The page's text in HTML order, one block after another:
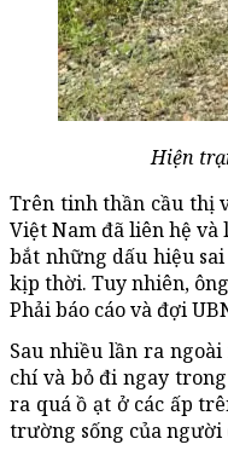
Hiện
Trên tinh thần cầu thị
Việt Nam đã liên hệ
bắt những dấu hiệu
kịp thời. Tuy nhiên,
Phải báo cáo và đợi
Sau nhiều lần ra
chí và bỏ đi ngay
ra quá ồ ạt ở các ấp
trường sống của